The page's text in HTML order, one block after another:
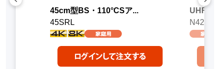
45cm型BS・110°CSア...
45SRL
UHF電